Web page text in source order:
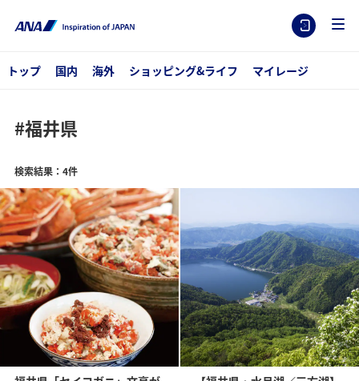
トップ 国内 海外 ショッピング&ライフ マイレージ
#福井県
検索結果：4件